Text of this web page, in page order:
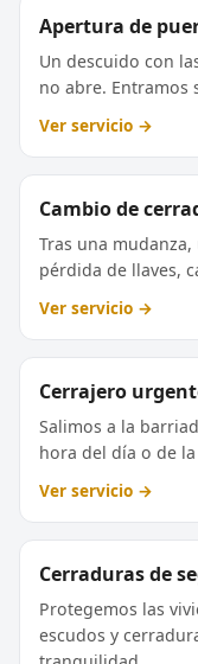
Apertura de
Un descuido con
no abre. Entramos
Ver servicio →
Cambio de
Tras una
pérdida de llaves,
Ver servicio →
Cerrajero
Salimos a la
hora del día o de
Ver servicio →
Cerraduras de
Protegemos las
escudos y